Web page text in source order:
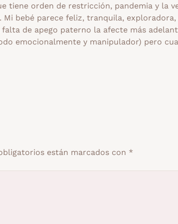
tiene orden de restricción, pandemia y la
bebé parece feliz, tranquila, exploradora,
de apego paterno la afecte más
emocionalmente y manipulador) pero
están marcados con *